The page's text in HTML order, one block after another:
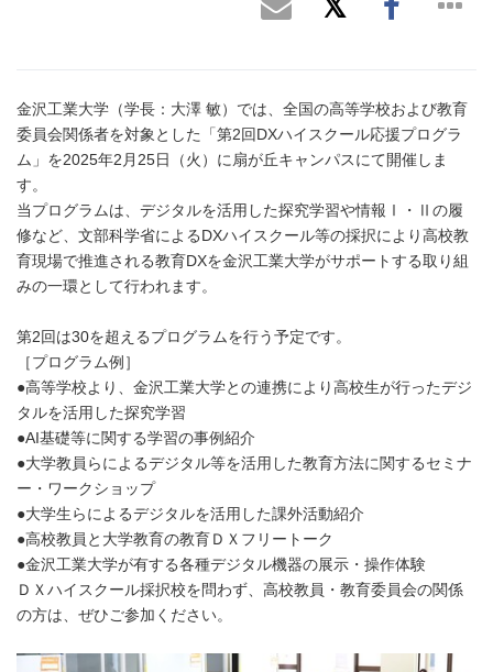
金沢工業大学（学長：大澤 敏）では、全国の高等学校および教育
委員会関係者を対象とした「第2回DXハイスクール応援プログラ
ム」を2025年2月25日（火）に扇が丘キャンパスにて開催しま
す。
当プログラムは、デジタルを活用した探究学習や情報Ⅰ・Ⅱの履
修など、文部科学省によるDXハイスクール等の採択により高校教
育現場で推進される教育DXを金沢工業大学がサポートする取り組
みの一環として行われます。
第2回は30を超えるプログラムを行う予定です。
［プログラム例］
●高等学校より、金沢工業大学との連携により高校生が行ったデジ
タルを活用した探究学習
●AI基礎等に関する学習の事例紹介
●大学教員らによるデジタル等を活用した教育方法に関するセミナ
ー・ワークショップ
●大学生らによるデジタルを活用した課外活動紹介
●高校教員と大学教育の教育ＤＸフリートーク
●金沢工業大学が有する各種デジタル機器の展示・操作体験
ＤＸハイスクール採択校を問わず、高校教員・教育委員会の関係
の方は、ぜひご参加ください。